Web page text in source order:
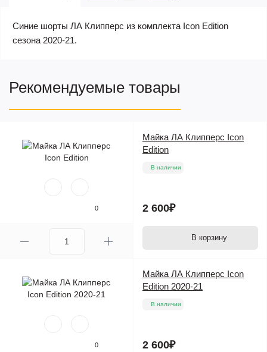
Синие шорты ЛА Клипперс из комплекта Icon Edition
сезона 2020-21.
Рекомендуемые товары
0
Майка ЛА Клипперс Icon
Edition
В наличии
2 600₽
В корзину
0
Майка ЛА Клипперс Icon
Edition 2020-21
В наличии
2 600₽